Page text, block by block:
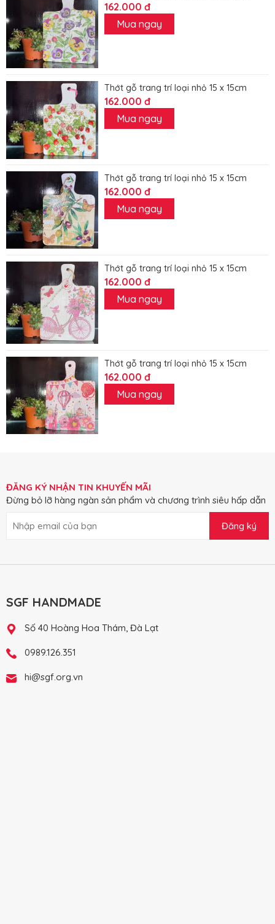
162.000 đ
Mua ngay
Thớt gỗ trang trí loại nhỏ 15 x 15cm
162.000 đ
Mua ngay
Thớt gỗ trang trí loại nhỏ 15 x 15cm
162.000 đ
Mua ngay
Thớt gỗ trang trí loại nhỏ 15 x 15cm
162.000 đ
Mua ngay
Thớt gỗ trang trí loại nhỏ 15 x 15cm
162.000 đ
Mua ngay
ĐĂNG KÝ NHẬN TIN KHUYẾN MÃI
Đừng bỏ lỡ hàng ngàn sản phẩm và chương trình siêu hấp dẫn
Đăng ký
SGF HANDMADE
Số 40 Hoàng Hoa Thám, Đà Lạt
0989.126.351
hi@sgf.org.vn